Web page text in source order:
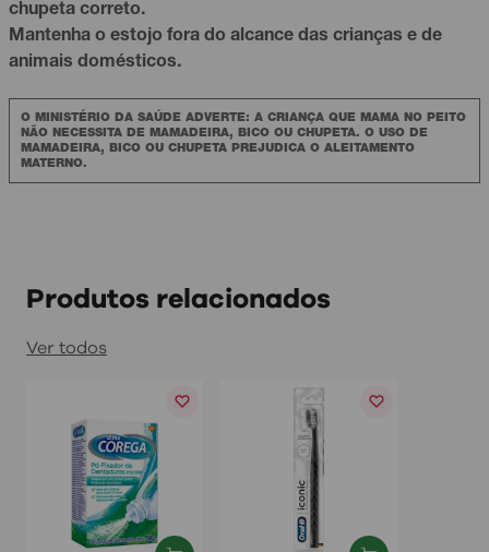
chupeta correto.
Mantenha o estojo fora do alcance das crianças e de
animais domésticos.
O MINISTÉRIO DA SAÚDE ADVERTE: A CRIANÇA QUE MAMA NO PEITO
NÃO NECESSITA DE MAMADEIRA, BICO OU CHUPETA. O USO DE
MAMADEIRA, BICO OU CHUPETA PREJUDICA O ALEITAMENTO
MATERNO.
Produtos relacionados
Ver todos